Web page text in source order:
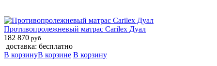
Противопролежневый матрас Carilex Дуал
182 870 руб.
доставка: бесплатно
В корзинуВ корзине В корзину